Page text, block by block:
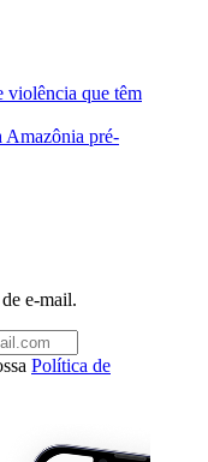
violência que têm
Amazônia pré-
e-mail.
Política de